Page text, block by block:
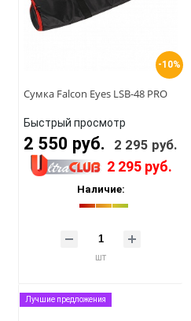
-10%
Сумка Falcon Eyes LSB-48 PRO
Быстрый просмотр
2 550 руб. 2 295 руб.
2 295 руб.
Наличие:
шт
Лучшие предложения